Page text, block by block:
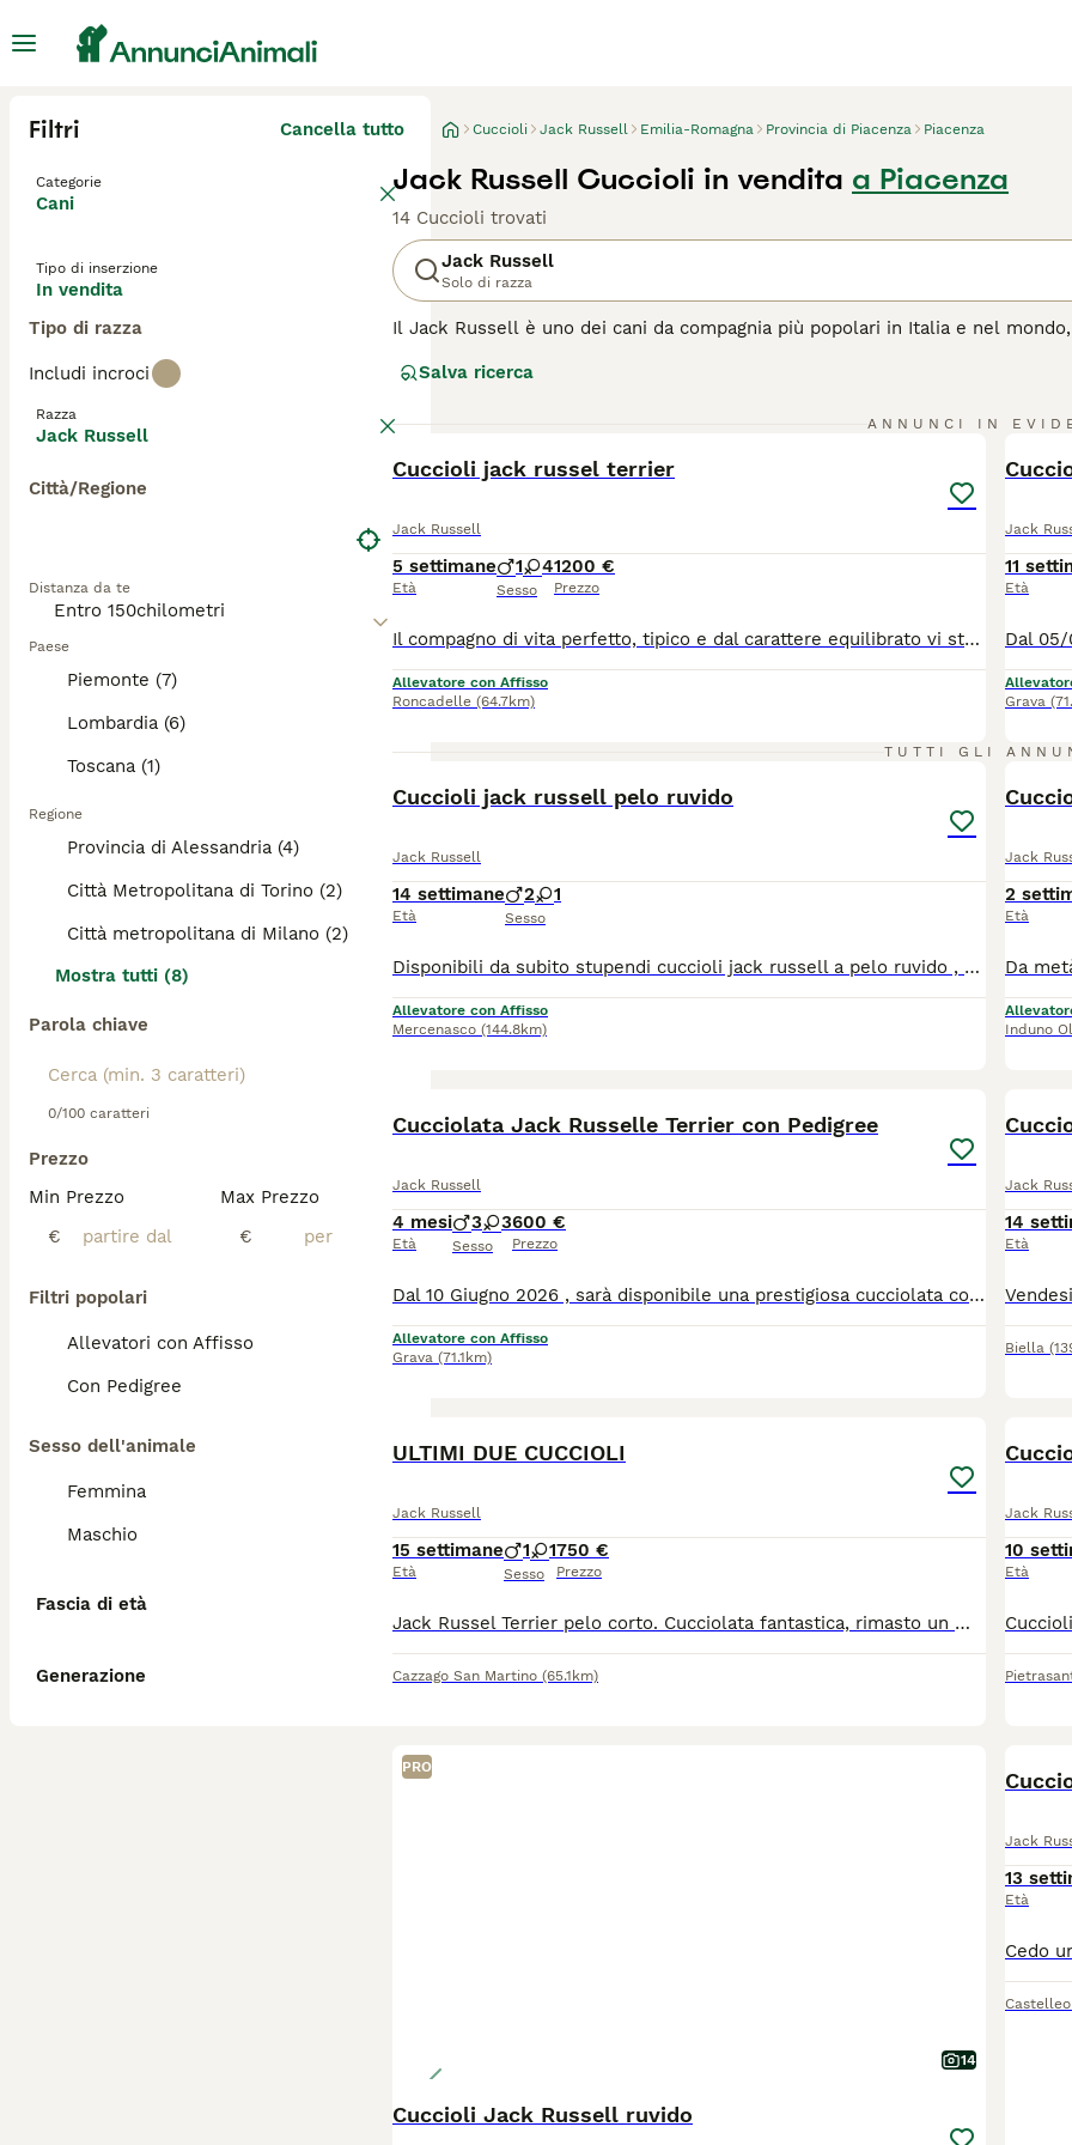
Filtri Cancella tutto
Categorie
Cani
Tipo di inserzione
In vendita
Tipo di razza
Includi incroci
Razza
Jack Russell
Città/Regione
Distanza da te
Paese
Piemonte (7)
Lombardia (6)
Toscana (1)
Regione
Provincia di Alessandria (4)
Città Metropolitana di Torino (2)
Città metropolitana di Milano (2)
Mostra tutti (8)
Parola chiave
0/100 caratteri
Prezzo
Min Prezzo
€
Max Prezzo
€
Filtri popolari
Allevatori con Affisso
Con Pedigree
Sesso dell'animale
Femmina
Maschio
Fascia di età
Generazione
Cuccioli Jack Russell Emilia-Romagna Provincia di Piacenza Piacenza
Jack Russell Cuccioli in vendita a Piacenza
14 Cuccioli trovati
Jack Russell
Solo di razza
Il Jack Russell è uno dei cani da compagnia più popolari in Italia e nel
esercizio fisico e stimolazione mentale per essere cani veramente felici e
Leggi la per informazioni su questa
Salva ricerca
ANNUNCI IN
Cuccioli jack russel terrier
Jack Russell
5 settimane
Età
1 4
Sesso
1200 €
Prezzo
Il compagno di vita perfetto, tipico e dal carattere equilibrato vi sta aspettando! Il nostro Allevamento Professionale con Affisso Riconosciuto ENCI / FCI annuncia la disponibilità di una meravigliosa cucciolata di Jack Russell Terrier a pelo liscio. I piccoli sono nati e cresciuti in un ambiente domestico, circondati da costanti stimoli per garantire una corretta socializzazione e un temperamento sereno, sicuro e fiducioso. Disponibili per la prenotazione: 4 splendide femminucce 🎀 1 dolcissimo maschietto 💙 Come allevamento professionale, la tutela della salute, la selezione morfologica e la trasparenza sono i nostri pilastri fondamentali. Ogni cucciolo verrà ceduto esclusivamente dopo i 60 giorni di vita, munito di: Pedigree ROI con prestigioso Affisso ENCI/FCI (certificato ufficiale di genealogia e purezza) Microchip inserito e registrazione all'anagrafe canina nazionale Libretto sanitario con ciclo di vaccinazioni avviato Sverminazioni complete ed eseguite secondo protocollo Certificato medico di buona salute redatto dal nostro veterinario di fiducia I genitori dei cuccioli, selezionati per aderenza allo standard di razza, sono di nostra proprietà e visibili in allevamento insieme ai piccoli. Il Jack Russell Terrier è un cane straordinario: intelligente, leale, compatto e pieno di gioia di vivere, perfetto sia per la vita in famiglia che per i proprietari più dinamici.
Allevatore con Affisso
Roncadelle (64.7km)
Jack
11
Età
Grava
TUTTI GLI
Cuccioli jack russell pelo ruvido
Jack Russell
14 settimane
Età
2 1
Sesso
Disponibili da subito stupendi cuccioli jack russell a pelo ruvido , carattere meraviglioso , genealogia espositiva , in pedigree campioni mondiali bellezza . I cuccioli stanno già intraprendendo percorso di socializzazione, avvicinamento alla toelettatura ( il loro pelo va strippato poiché praticamente non lo perdono naturalmente a differenza dei peli lisci ) Si darà preferenza a famiglie che garantiranno il loro benessere , la femmina non viene ceduta ad allevatori .
Allevatore con Affisso
Mercenasco (144.8km)
Jack
2
Età
Induno
Cucciolata Jack Russelle Terrier con Pedigree
Jack Russell
4 mesi
Età
3 3
Sesso
600 €
Prezzo
Dal 10 Giugno 2026 , sarà disponibile una prestigiosa cucciolata con Pedigree. I cuccioli saranno consegnati, con 2 vaccinazioni, libretto sanitario, microchip controllo veterinario, trattamento antiparassitario, saranno sverminati e prevenzione filaria. Per qualsiasi altra informazione contattateci, non esitate a prenotare un appuntamento per vedere la cucciolata e i genitori, cosa che vi consiglio, senza impegno.
Allevatore con Affisso
Grava (71.1km)
Jack
14
Età
Biella
ULTIMI DUE CUCCIOLI
Jack Russell
15 settimane
Età
1 1
Sesso
750 €
Prezzo
Jack Russel Terrier pelo corto. Cucciolata fantastica, rimasto un maschio e una femmina. Entrambi i genitori di proprietà, cresciuti da noi e anche i cuccioli trattati come se fossero nostri non da "allevamento". Già abituati ad interagire con le persone i bambini e gli altri animali.
Cazzago San Martino (65.1km)
Jack
10
Età
PRO
14
Cuccioli Jack Russell ruvido
Jack
13
Età